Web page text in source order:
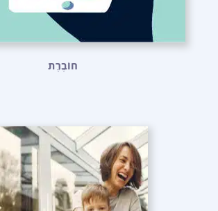
חוֹבֶרֶת